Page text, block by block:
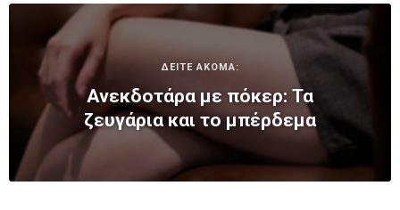
ΔΕΙΤΕ ΑΚΟΜΑ:
Ανεκδοτάρα με πόκερ: Τα
ζευγάρια και το μπέρδεμα